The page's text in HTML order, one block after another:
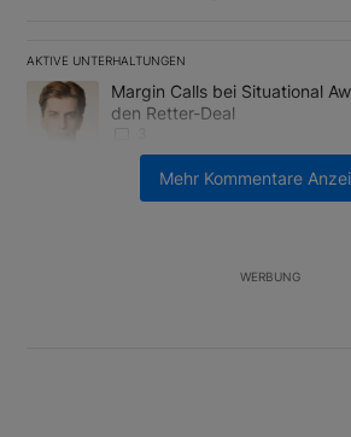
Mehr Kommentare
AKTIVE UNTERHALTUNGEN
Das Folgende ist eine Liste der am
Ein Trendartikel mit dem Titel "Margin
Margin Calls bei Situational
den Retter-Deal
Ein Trendartikel mit dem Titel "US-
US-Finanzministerium
auf eventuelle Yen-
WERBUNG